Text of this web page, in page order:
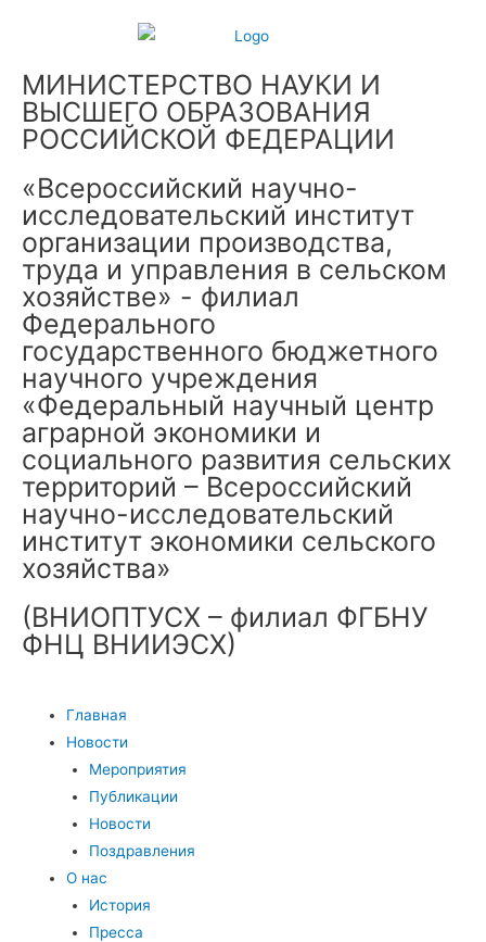
МИНИСТЕРСТВО НАУКИ И
ВЫСШЕГО ОБРАЗОВАНИЯ
РОССИЙСКОЙ ФЕДЕРАЦИИ
«Всероссийский научно-
исследовательский институт
организации производства,
труда и управления в сельском
хозяйстве» - филиал
Федерального
государственного бюджетного
научного учреждения
«Федеральный научный центр
аграрной экономики и
социального развития сельских
территорий – Всероссийский
научно-исследовательский
институт экономики сельского
хозяйства»
(ВНИОПТУСХ – филиал ФГБНУ
ФНЦ ВНИИЭСХ)
Главная
Новости
Мероприятия
Публикации
Новости
Поздравления
О нас
История
Пресса